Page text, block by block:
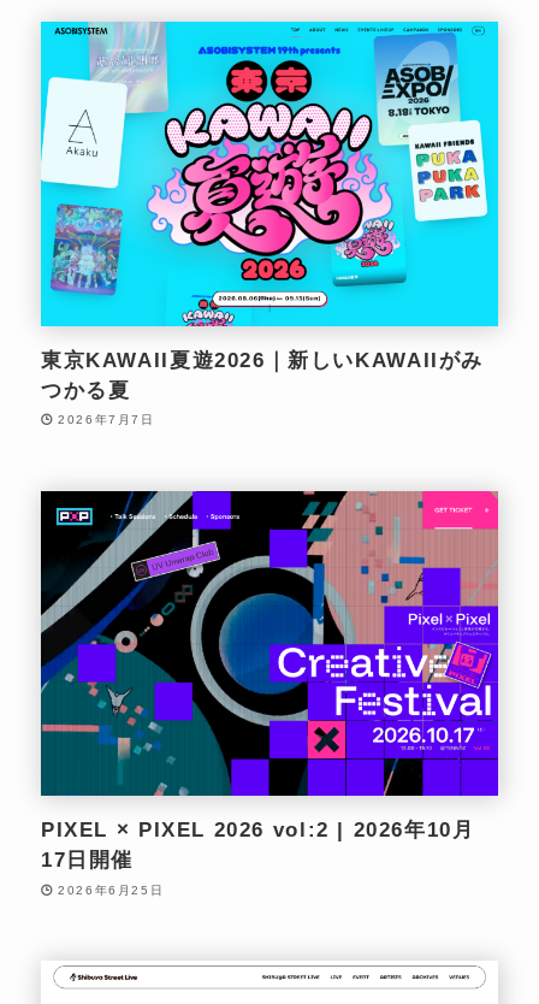
東京KAWAII夏遊2026｜新しいKAWAIIがみ
つかる夏
2026年7月7日
PIXEL × PIXEL 2026 vol:2 | 2026年10月
17日開催
2026年6月25日